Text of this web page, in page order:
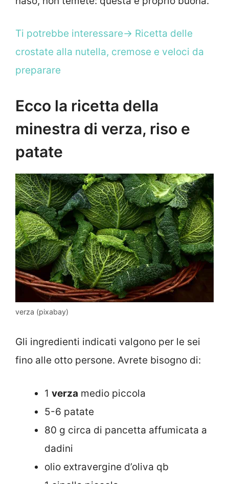
Ti potrebbe interessare-> Ricetta delle
crostate alla nutella, cremose e veloci da
preparare
Ecco la ricetta della
minestra di verza, riso e
patate
verza (pixabay)
Gli ingredienti indicati valgono per le sei
fino alle otto persone. Avrete bisogno di:
1 verza medio piccola
5-6 patate
80 g circa di pancetta affumicata a
dadini
olio extravergine d’oliva qb